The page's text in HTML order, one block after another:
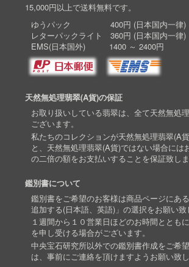
15,000円以上で送料無料です。
ゆうパック 400円 (日本国内一律)
レターパックライト 360円 (日本国内一律)
EMS(日本国外) 1400 ～ 2400円
天然無処理翡翠(A貨)の保証
お取り扱いしている翡翠は、全て天然無処
ございます。
私たちのコレクションが天然無処理翡翠(A
と、天然無処理翡翠(A貨)ではない場合には
の二倍の額をお支払いすることを保証致しま
鑑別書について
鑑別書をご希望のお客様は商品ページにあ
追加する(日本語、英語)」の選択をお願い致
１週間から１０営業日ほどのお時間ととも
を申し受ける場合がございます。
中央宝石研究所以外での鑑別書作成をご希
は、事前にご連絡を頂けますようお願い致し